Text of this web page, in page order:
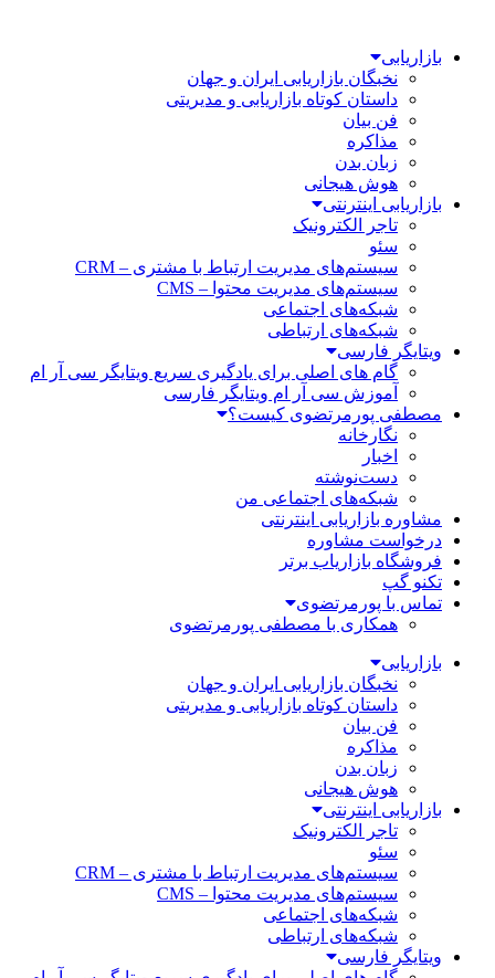
بازاریابی
نخبگان بازاریابی ایران و جهان
داستان کوتاه بازاریابی و مدیریتی
فن بیان
مذاکره
زبان بدن
هوش هیجانی
بازاریابی اینترنتی
تاجر الکترونیک
سئو
سیستم‌های مدیریت ارتباط با مشتری – CRM
سیستم‌های مدیریت محتوا – CMS
شبکه‌های اجتماعی
شبکه‌های ارتباطی
ویتایگر فارسی
گام های اصلی برای یادگیری سریع ویتایگر سی آر ام
آموزش سی آر ام ویتایگر فارسی
مصطفی پورمرتضوی کیست؟
نگارخانه
اخبار
دست‌نوشته
شبکه‌های اجتماعی من
مشاوره بازاریابی اینترنتی
درخواست مشاوره
فروشگاه بازاریاب برتر
تکنو گپ
تماس با پورمرتضوی
همکاری با مصطفی پورمرتضوی
بازاریابی
نخبگان بازاریابی ایران و جهان
داستان کوتاه بازاریابی و مدیریتی
فن بیان
مذاکره
زبان بدن
هوش هیجانی
بازاریابی اینترنتی
تاجر الکترونیک
سئو
سیستم‌های مدیریت ارتباط با مشتری – CRM
سیستم‌های مدیریت محتوا – CMS
شبکه‌های اجتماعی
شبکه‌های ارتباطی
ویتایگر فارسی